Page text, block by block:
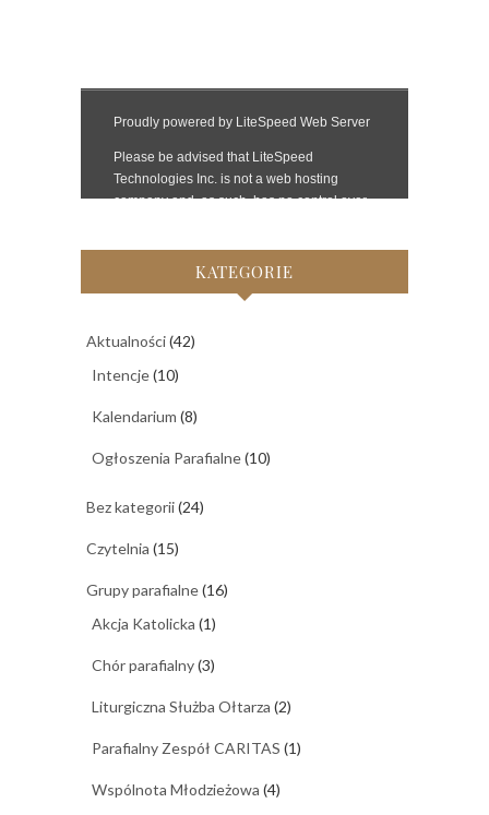
KATEGORIE
Aktualności(42)
Intencje(10)
Kalendarium (8)
Ogłoszenia Parafialne(10)
Bez kategorii(24)
Czytelnia (15)
Grupy parafialne(16)
Akcja Katolicka (1)
Chór parafialny(3)
Liturgiczna Służba Ołtarza (2)
Parafialny Zespół CARITAS (1)
Wspólnota Młodzieżowa (4)